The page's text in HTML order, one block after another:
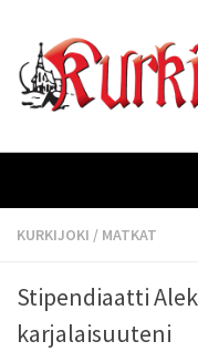
KURKIJOKI / MATKAT
Stipendiaatti
karjalaisuuteni